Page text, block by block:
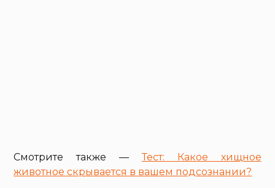
Смотрите также —Тест: Какое хищное
животное скрывается в вашем подсознании?